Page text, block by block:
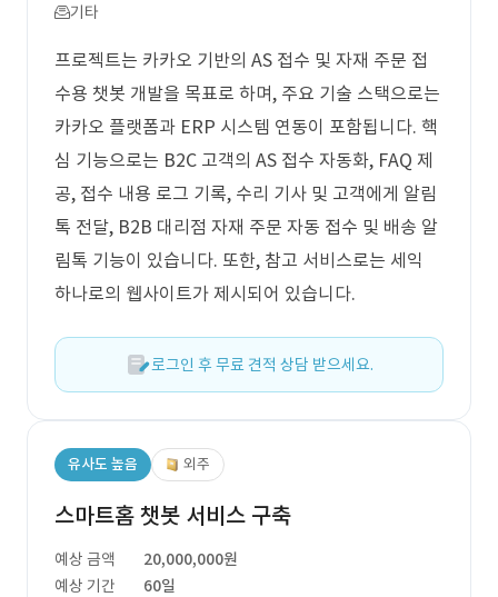
기타
프로젝트는 카카오 기반의 AS 접수 및 자재 주문 접
수용 챗봇 개발을 목표로 하며, 주요 기술 스택으로는
카카오 플랫폼과 ERP 시스템 연동이 포함됩니다. 핵
심 기능으로는 B2C 고객의 AS 접수 자동화, FAQ 제
공, 접수 내용 로그 기록, 수리 기사 및 고객에게 알림
톡 전달, B2B 대리점 자재 주문 자동 접수 및 배송 알
림톡 기능이 있습니다. 또한, 참고 서비스로는 세익
하나로의 웹사이트가 제시되어 있습니다.
로그인 후 무료 견적 상담 받으세요.
유사도 높음 외주
스마트홈 챗봇 서비스 구축
예상 금액
20,000,000원
예상 기간
60일